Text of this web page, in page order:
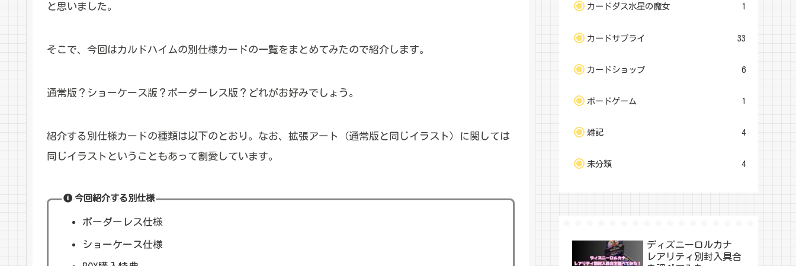
と思いました。
そこで、今回はカルドハイムの別仕様カードの一覧をまとめてみたので紹介します。
通常版？ショーケース版？ボーダーレス版？どれがお好みでしょう。
紹介する別仕様カードの種類は以下のとおり。なお、拡張アート（通常版と同じイラスト）に関しては
同じイラストということもあって割愛しています。
今回紹介する別仕様
ボーダーレス仕様
ショーケース仕様
カードダス水星の魔女 1
カードサプライ 33
カードショップ 6
ボードゲーム 1
雑記 4
未分類 4
ディズニーロルカナ
レアリティ別封入具合